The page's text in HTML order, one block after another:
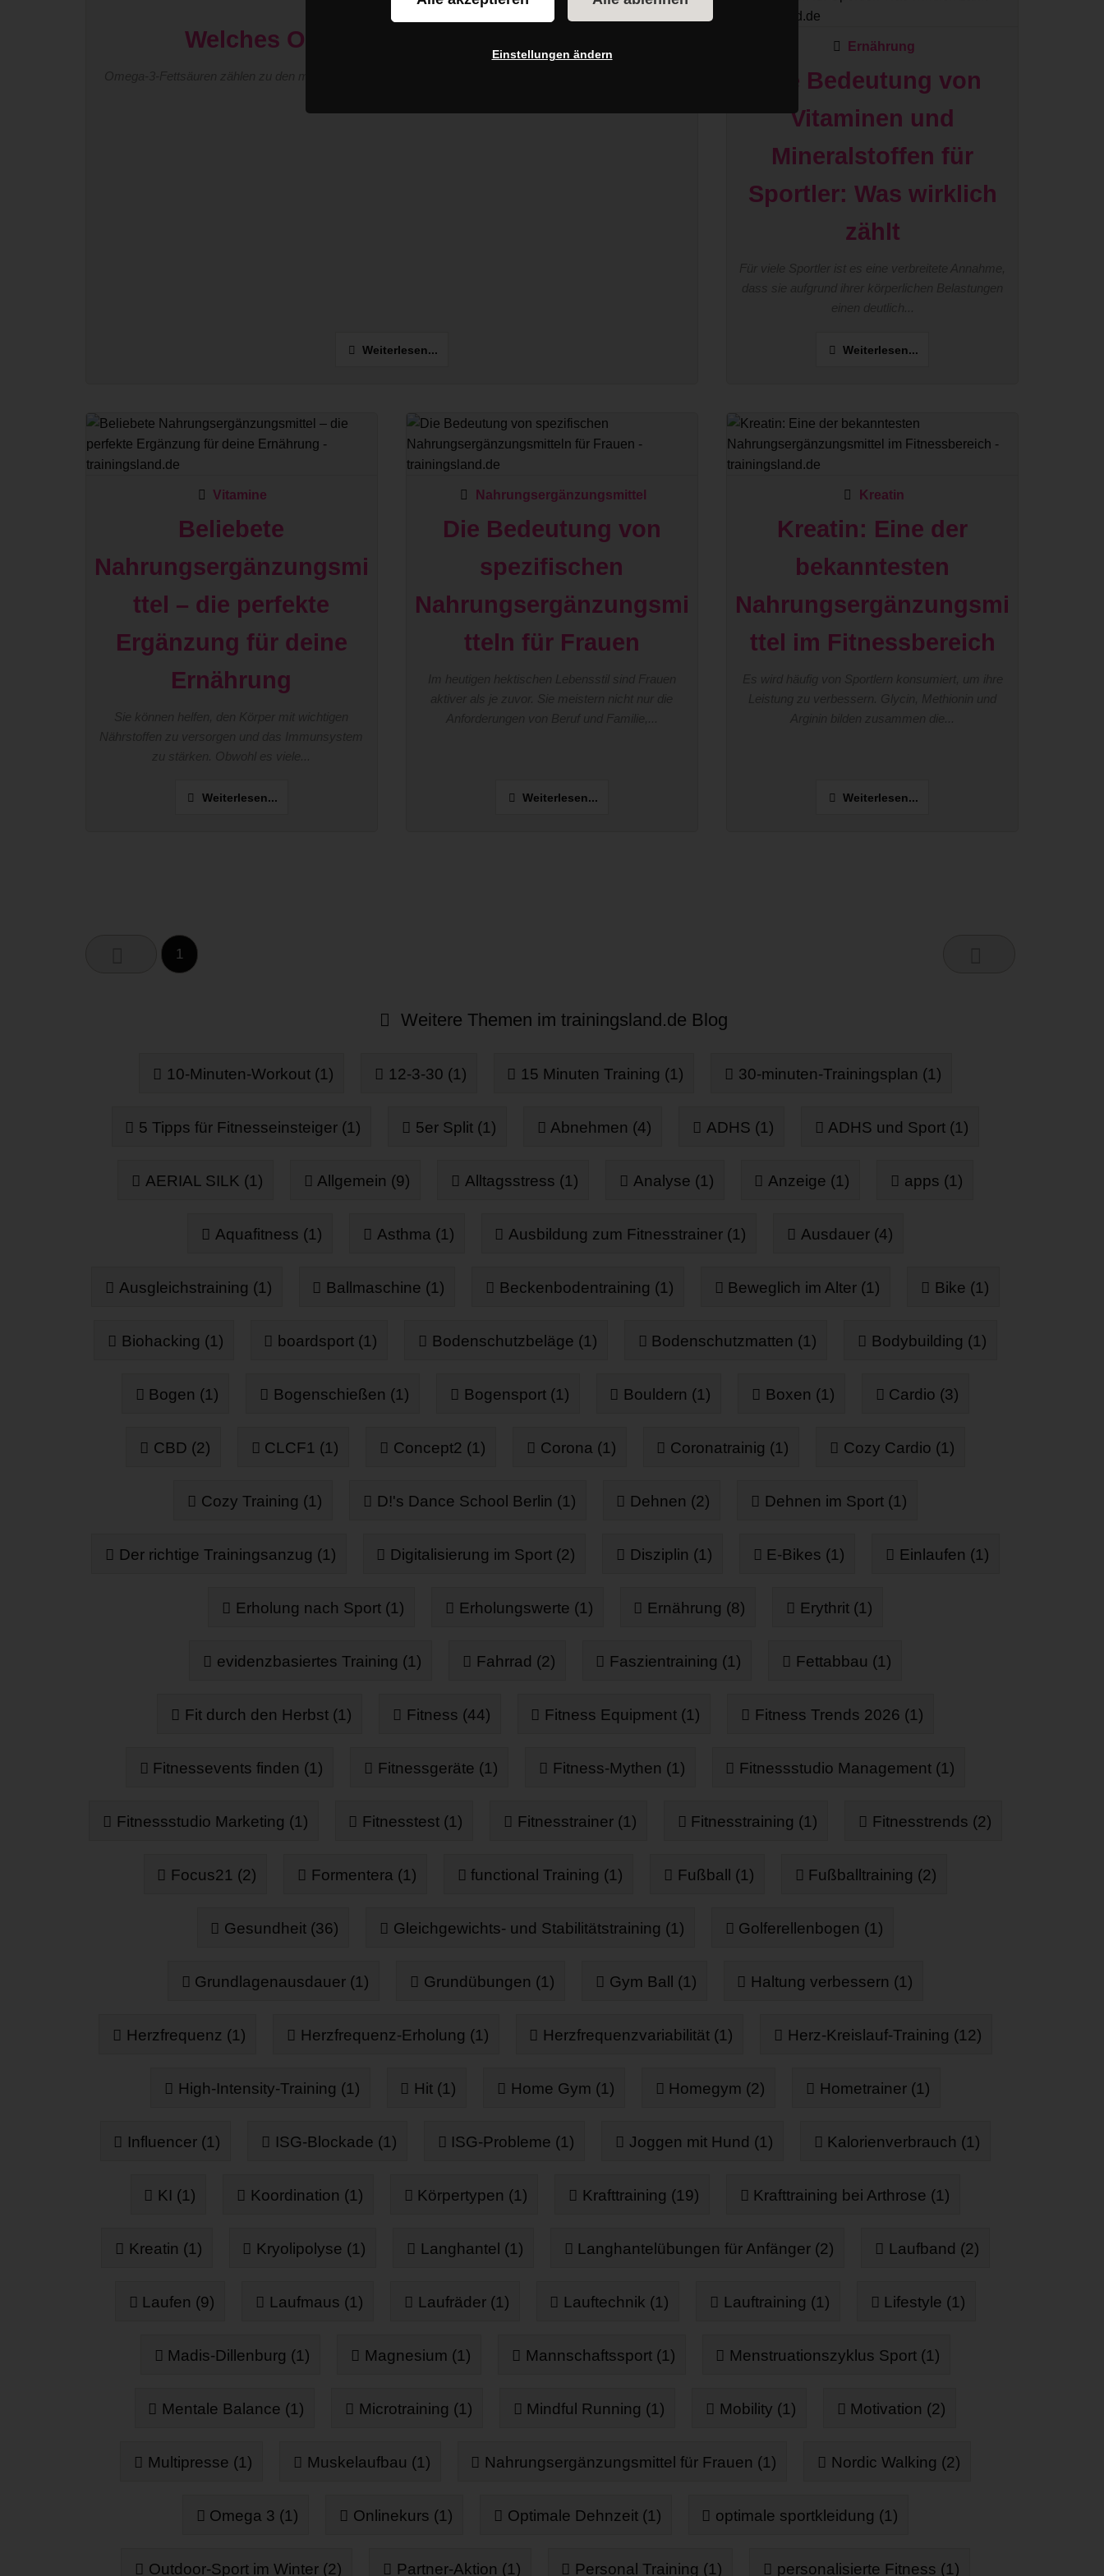
Welches Omega-3 sollte ich kaufen?
Ernährung
Weiterlesen...
Die Bedeutung von
Vitaminen und
Mineralstoffen für
Sportler: Was wirklich
zählt
Ernährung
Weiterlesen...
Beliebete
Nahrungsergänzungsmi
ttel – die perfekte
Ergänzung für deine
Ernährung
Vitamine
Weiterlesen...
Die Bedeutung von
spezifischen
Nahrungsergänzungsmi
tteln für Frauen
Nahrungsergänzungsmittel
Weiterlesen...
Kreatin: Eine der
bekanntesten
Nahrungsergänzungsmi
ttel im Fitnessbereich
Kreatin
Weiterlesen...
1
Weitere Themen im trainingsland.de Blog
10-Minuten-Workout (1) 12-3-30 (1) 15 Minuten Training (1) 30-minuten-Trainingsplan (1)
5 Tipps für Fitnesseinsteiger (1) 5er Split (1) Abnehmen (4) ADHS (1) ADHS und Sport (1)
AERIAL SILK (1) Allgemein (9) Alltagsstress (1) Analyse (1) Anzeige (1) apps (1)
Aquafitness (1) Asthma (1) Ausbildung zum Fitnesstrainer (1) Ausdauer (4)
Ausgleichstraining (1) Ballmaschine (1) Beckenbodentraining (1) Beweglich im Alter (1) Bike (1)
Biohacking (1) boardsport (1) Bodenschutzbeläge (1) Bodenschutzmatten (1) Bodybuilding (1)
Bogen (1) Bogenschießen (1) Bogensport (1) Bouldern (1) Boxen (1) Cardio (3)
CBD (2) CLCF1 (1) Concept2 (1) Corona (1) Coronatrainig (1) Cozy Cardio (1)
Cozy Training (1) D!'s Dance School Berlin (1) Dehnen (2) Dehnen im Sport (1)
Der richtige Trainingsanzug (1) Digitalisierung im Sport (2) Disziplin (1) E-Bikes (1) Einlaufen (1)
Erholung nach Sport (1) Erholungswerte (1) Ernährung (8) Erythrit (1)
evidenzbasiertes Training (1) Fahrrad (2) Faszientraining (1) Fettabbau (1)
Fit durch den Herbst (1) Fitness (44) Fitness Equipment (1) Fitness Trends 2026 (1)
Fitnessevents finden (1) Fitnessgeräte (1) Fitness-Mythen (1) Fitnessstudio Management (1)
Fitnessstudio Marketing (1) Fitnesstest (1) Fitnesstrainer (1) Fitnesstraining (1) Fitnesstrends (2)
Focus21 (2) Formentera (1) functional Training (1) Fußball (1) Fußballtraining (2)
Gesundheit (36) Gleichgewichts- und Stabilitätstraining (1) Golferellenbogen (1)
Grundlagenausdauer (1) Grundübungen (1) Gym Ball (1) Haltung verbessern (1)
Herzfrequenz (1) Herzfrequenz-Erholung (1) Herzfrequenzvariabilität (1) Herz-Kreislauf-Training (12)
High-Intensity-Training (1) Hit (1) Home Gym (1) Homegym (2) Hometrainer (1)
Influencer (1) ISG-Blockade (1) ISG-Probleme (1) Joggen mit Hund (1) Kalorienverbrauch (1)
KI (1) Koordination (1) Körpertypen (1) Krafttraining (19) Krafttraining bei Arthrose (1)
Kreatin (1) Kryolipolyse (1) Langhantel (1) Langhantelübungen für Anfänger (2) Laufband (2)
Laufen (9) Laufmaus (1) Laufräder (1) Lauftechnik (1) Lauftraining (1) Lifestyle (1)
Madis-Dillenburg (1) Magnesium (1) Mannschaftssport (1) Menstruationszyklus Sport (1)
Mentale Balance (1) Microtraining (1) Mindful Running (1) Mobility (1) Motivation (2)
Multipresse (1) Muskelaufbau (1) Nahrungsergänzungsmittel für Frauen (1) Nordic Walking (2)
Omega 3 (1) Onlinekurs (1) Optimale Dehnzeit (1) optimale sportkleidung (1)
Outdoor-Sport im Winter (2) Partner-Aktion (1) Personal Training (1) personalisierte Fitness (1)
Einstellungen ändern